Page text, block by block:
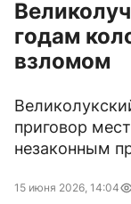
годам
взломом
приговор
незаконным
15 июня 2026, 14:04